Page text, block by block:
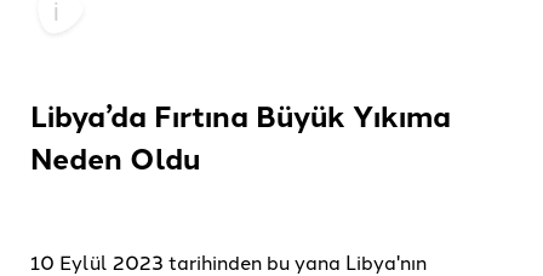
Libya’da Fırtına Büyük Yıkıma
Neden Oldu
10 Eylül 2023 tarihinden bu yana Libya'nın